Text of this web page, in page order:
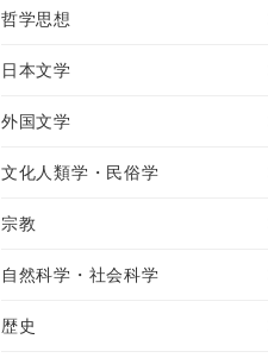
哲学思想
日本文学
外国文学
文化人類学・民俗学
宗教
自然科学・社会科学
歴史